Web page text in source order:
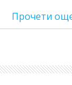
en/home/
брега на
Прочети